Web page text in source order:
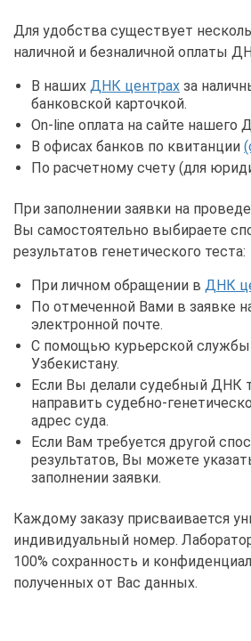
Для удобства существует
наличной и безналичной оплаты
В наших ДНК центрах за
банковской карточкой.
On-line оплата на сайте нашего
В офисах банков по квитанции
По расчетному счету (для
При заполнении заявки на
Вы самостоятельно выбираете
результатов генетического теста:
При личном обращении в ДНК
По отмеченной Вами в заявке
электронной почте.
С помощью курьерской
Узбекистану.
Если Вы делали судебный
направить судебно-
адрес суда.
Если Вам требуется другой
результатов, Вы можете
заполнении заявки.
Каждому заказу присваивается
индивидуальный номер.
100% сохранность и
полученных от Вас данных.